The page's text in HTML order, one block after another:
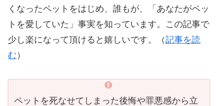
くなったペットをはじめ、誰もが、「あなたがペッ
トを愛していた」事実を知っています。この記事で
少し楽になって頂けると嬉しいです。（記事を読
む ）
ペットを死なせてしまった後悔や罪悪感から立